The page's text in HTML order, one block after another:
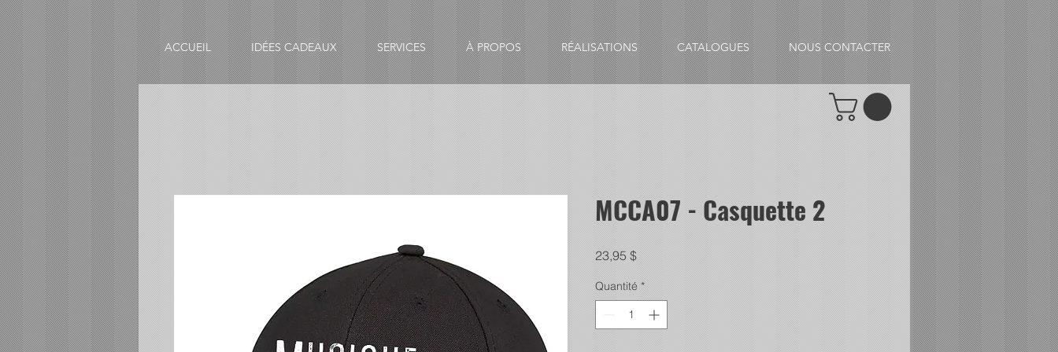
ACCUEIL IDÉES CADEAUX SERVICES À PROPOS RÉALISATIONS CATALOGUES NOUS CONTACTER
MCCA07 - Casquette 2
23,95 $Prix
Quantité *